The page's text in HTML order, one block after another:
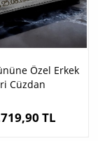
Özel Erkek
Cüzdan
TL